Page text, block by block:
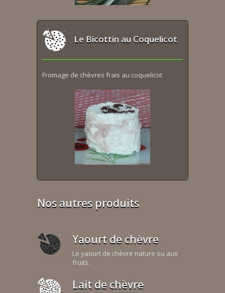
Le Bicottin au Coquelicot
Fromage de chèvres frais au coquelicot
Nos autres produits
Yaourt de chèvre
Le yaourt de chèvre nature ou aux
fruits.
Lait de chèvre